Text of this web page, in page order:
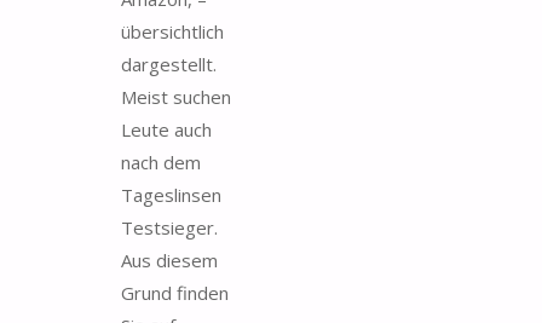
übersichtlich
dargestellt.
Meist suchen
Leute auch
nach dem
Tageslinsen
Testsieger.
Aus diesem
Grund finden